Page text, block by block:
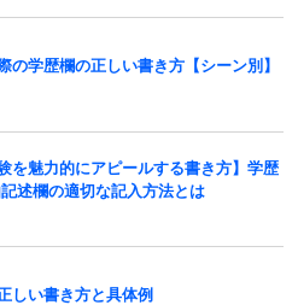
の学歴欄の正しい書き方【シーン別】
を魅力的にアピールする書き方】学歴
述欄の適切な記入方法とは
しい書き方と具体例